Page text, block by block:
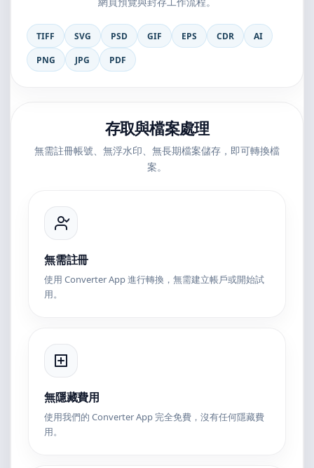
TIFF SVG PSD GIF EPS CDR
AI
PNG
JPG PDF
存取與檔案處理
無需註冊帳號、無浮水印、無長期檔案儲存，即可轉換檔
案。
無需註冊
使用 Converter App 進行轉換，無需建立帳戶或開始試
用。
無隱藏費用
使用我們的 Converter App 完全免費，沒有任何隱藏費
用。